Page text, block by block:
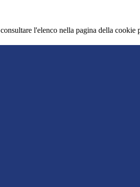
l'elenco nella pagina della cookie